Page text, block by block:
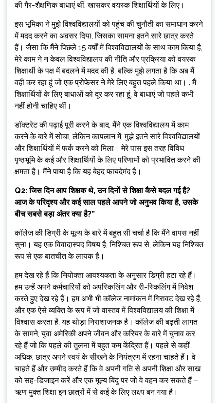
की गैर-शैक्षणिक बाधाएं थीं, खासकर वयस्क शिक्षार्थियों के लिए।
इस भूमिका ने मुझे विश्वविद्यालयों को पहुंच की चुनौती का समाधान करने
में मदद करने का अवसर दिया, जिसका सामना इतने सारे छात्र करते
हैं। जैसा कि मैंने पिछले 15 वर्षों में विश्वविद्यालयों के साथ काम किया है,
मेरे काम ने न केवल विश्वविद्यालय की नीति और प्रक्रिया को वयस्क
शिक्षार्थी के पक्ष में बदलने में मदद की है, बल्कि मुझे लगता है कि अब मैं
वही कर रहा हूं जो एक प्रोफेसर ने मेरे लिए बहुत पहले किया था। . मैं
शिक्षार्थियों के लिए बाधाओं को दूर कर रहा हूं, वे बाधाएं जो पहले कभी
नहीं होनी चाहिए थीं।
डॉक्टरेट की पढ़ाई पूरी करने के बाद, मैंने एक विश्वविद्यालय में काम
करने के बारे में सोचा, लेकिन कापलान में, मुझे इतने सारे विश्वविद्यालयों
और शिक्षार्थियों में फर्क करने को मिला। मेरे पास इस तरह विविध
पृष्ठभूमि के कई और शिक्षार्थियों के लिए परिणामों को प्रभावित करने की
क्षमता है। मैंने पाया है कि यह बेहद फायदेमंद है।
Q2: जिस दिन आप शिक्षक थे, उन दिनों से शिक्षा कैसे बदल गई है?
आज के परिदृश्य और कई साल पहले आपने जो अनुभव किया है, उसके
बीच सबसे बड़ा अंतर क्या है?”
कॉलेज की डिग्री के मूल्य के बारे में बहुत सी चर्चा है कि मैंने वापस नहीं
सुना। यह एक विवादास्पद विषय है, निश्चित रूप से, लेकिन यह निश्चित
रूप से एक बातचीत के लायक है।
हम देख रहे हैं कि नियोक्ता आवश्यकता के अनुसार डिग्री हटा रहे हैं।
हम उन्हें अपने कर्मचारियों को अपस्किलिंग और री-स्किलिंग में निवेश
करते हुए देख रहे हैं। हम अभी भी कॉलेज नामांकन में गिरावट देख रहे हैं,
और एक ऐसे व्यक्ति के रूप में जो वास्तव में विश्वविद्यालय की शिक्षा में
विश्वास करता है, यह थोड़ा निराशाजनक है। कॉलेज की बढ़ती लागत
के सामने, युवा अमेरिकी अपने जीवन और करियर के बारे में चुनाव कर
रहे हैं जो कि पहले की तुलना में बहुत कम केंद्रित हैं। पहले से कहीं
अधिक, छात्र अपने स्वयं के सीखने के नियंत्रण में रहना चाहते हैं। वे
चाहते हैं और उम्मीद करते हैं कि वे अपनी गति से अपनी शिक्षा और साख
को सह-डिजाइन करें और एक मूल्य बिंदु पर जो वे वहन कर सकते हैं –
ऋण मुक्त शिक्षा इन छात्रों में से कई के लिए लक्ष्य बन गया है।